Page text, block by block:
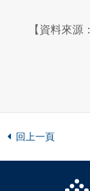
【資料來源
回上一頁